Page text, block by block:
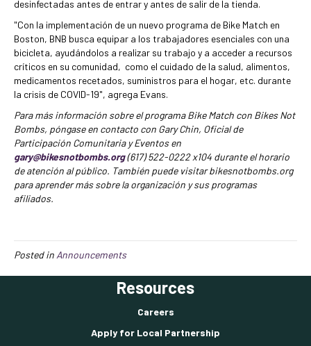
desinfectadas antes de entrar y antes de salir de la tienda.
"Con la implementación de un nuevo programa de Bike Match en
Boston, BNB busca equipar a los trabajadores esenciales con una
bicicleta, ayudándolos a realizar su trabajo y a acceder a recursos
críticos en su comunidad, como el cuidado de la salud, alimentos,
medicamentos recetados, suministros para el hogar, etc. durante
la crisis de COVID-19", agrega Evans.
Para más información sobre el programa Bike Match con Bikes Not
Bombs, póngase en contacto con Gary Chin, Oficial de
Participación Comunitaria y Eventos en
gary@bikesnotbombs.org(617) 522-0222 x104 durante el horario
de atención al público. También puede visitar bikesnotbombs.org
para aprender más sobre la organización y sus programas
afiliados.
Posted in Announcements
Resources
Careers
Apply for Local Partnership